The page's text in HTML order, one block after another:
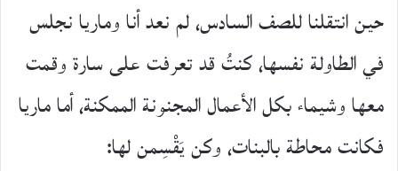
حين انتقلنا للصف السادس، لم نعد أنا وماريا نجلس
في الطاولة نفسها، كنتُ قد تعرفت على سارة وقمت
معها وشيماء بكل اﻷعمال المجنونة الممكنة، أما ماريا
فكانت محاطة بالبنات، وكن يَقْسِمن لها: